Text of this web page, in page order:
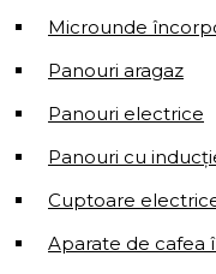
Microunde
Panouri aragaz
Panouri electrice
Panouri cu
Cuptoare
Aparate de cafea